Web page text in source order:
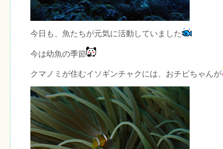
今日も、魚たちが元気に活動していました
今は幼魚の季節
クマノミが住むイソギンチャクには、おチビちゃんが